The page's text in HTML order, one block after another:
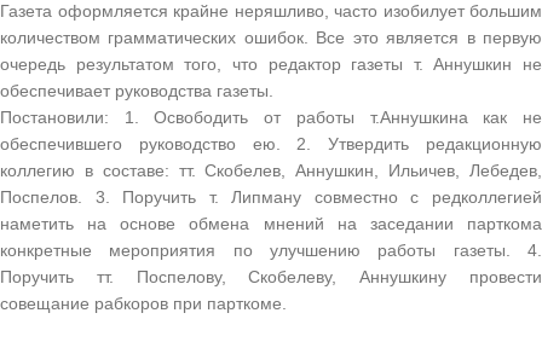
Газета оформляется крайне неряшливо, часто изобилует большим
количеством грамматических ошибок. Все это является в первую
очередь результатом того, что редактор газеты т. Аннушкин не
обеспечивает руководства газеты.
Постановили: 1. Освободить от работы т.Аннушкина как не
обеспечившего руководство ею. 2. Утвердить редакционную
коллегию в составе: тт. Скобелев, Аннушкин, Ильичев, Лебедев,
Поспелов. 3. Поручить т. Липману совместно с редколлегией
наметить на основе обмена мнений на заседании парткома
конкретные мероприятия по улучшению работы газеты. 4.
Поручить тт. Поспелову, Скобелеву, Аннушкину провести
совещание рабкоров при парткоме.